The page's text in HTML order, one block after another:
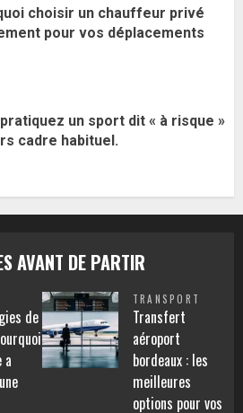
choisir un chauffeur privé
pour vos déplacements
un sport dit « à risque »
cadre habituel.
AVANT DE PARTIR
de
a
TRANSPORT
Transfert
aéroport
bordeaux : les
meilleures
options pour vos